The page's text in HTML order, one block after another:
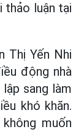
thảo luận tại
Thị Yến Nhi
động nhà
sang làm
khó khăn.
muốn